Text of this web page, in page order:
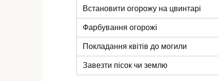
Встановити огорожу на цвинтарі
Фарбування огорожі
Покладання квітів до могили
Завезти пісок чи землю